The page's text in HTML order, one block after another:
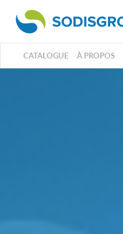
CATALOGUE À PROPOS